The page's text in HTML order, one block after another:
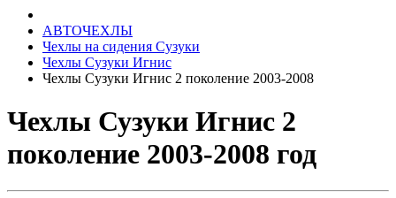
АВТОЧЕХЛЫ
Чехлы на сидения Сузуки
Чехлы Сузуки Игнис
Чехлы Сузуки Игнис 2 поколение 2003-2008
Чехлы Сузуки Игнис 2
поколение 2003-2008 год